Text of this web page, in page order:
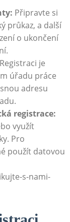
Připravte si
průkaz, a další
o ukončení
Registraci je
úřadu práce
adresu
registrace:
využít
Pro
použít datovou
s-nami-